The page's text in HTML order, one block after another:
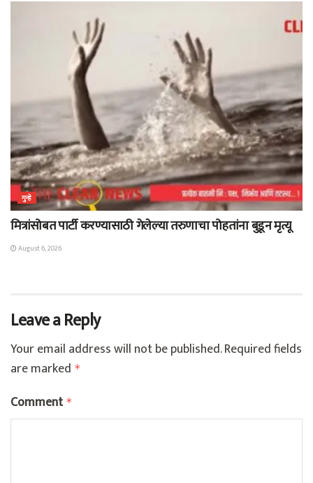
गुन्हे
मित्रांसोबत पार्टी करण्यासाठी गेलेल्या तरुणाचा पोहतांना बुडून मृत्यू
August 6, 2026
Leave a Reply
Your email address will not be published.Required fields
are marked *
Comment *